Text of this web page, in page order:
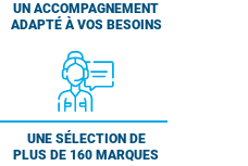
UN ACCOMPAGNEMENT
ADAPTÉ À VOS BESOINS
UNE SÉLECTION DE
PLUS DE 160 MARQUES